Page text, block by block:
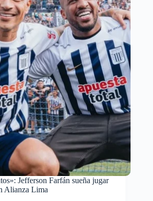
Jefferson Farfán sueña jugar
Alianza Lima